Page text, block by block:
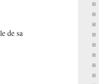
de sa